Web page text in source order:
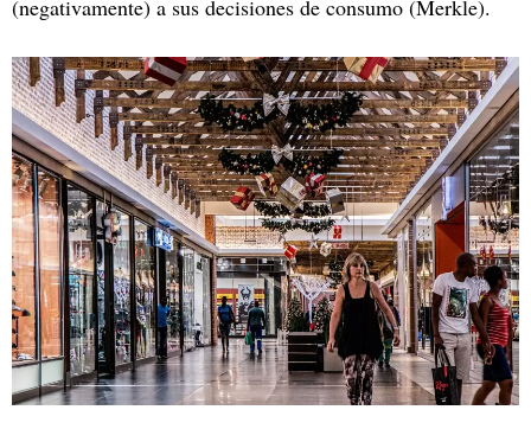
(negativamente) a sus decisiones de consumo (Merkle).